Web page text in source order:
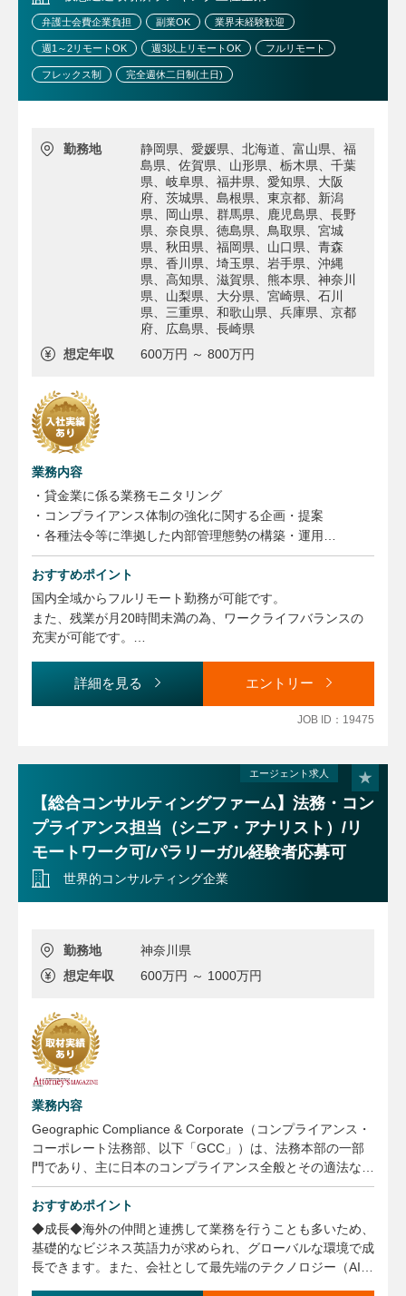
弁護士会費企業負担 副業OK 業界未経験歓迎
週1～2リモートOK 週3以上リモートOK フルリモート
フレックス制 完全週休二日制(土日)
勤務地
静岡県、愛媛県、北海道、富山県、福
島県、佐賀県、山形県、栃木県、千葉
県、岐阜県、福井県、愛知県、大阪
府、茨城県、島根県、東京都、新潟
県、岡山県、群馬県、鹿児島県、長野
県、奈良県、徳島県、鳥取県、宮城
県、秋田県、福岡県、山口県、青森
県、香川県、埼玉県、岩手県、沖縄
県、高知県、滋賀県、熊本県、神奈川
県、山梨県、大分県、宮崎県、石川
県、三重県、和歌山県、兵庫県、京都
府、広島県、長崎県
想定年収
600万円 ～ 800万円
業務内容
・貸金業に係る業務モニタリング
・コンプライアンス体制の強化に関する企画・提案
・各種法令等に準拠した内部管理態勢の構築・運用
・各種法令等の知識向上やコンプライアンス意識浸透のため
の研修・啓蒙活動
・コンプライアンス委員会の運営
・社内規程等の整備・管理
・広告審査業務
・監督官庁対応
・その他コンプライアンス推進に付随する業務
※上記記載のうち、スキルに合わせて担当業務を調整させて
同上
おすすめポイント
国内全域からフルリモート勤務が可能です。
また、残業が月20時間未満の為、ワークライフバランスの
充実が可能です。
ンス業務に関わることができます。
詳細を見る エントリー
JOB ID：19475
エージェント求人
【総合コンサルティングファーム】法務・コン
プライアンス担当（シニア・アナリスト）/リ
モートワーク可/パラリーガル経験者応募可
世界的コンサルティング企業
勤務地
神奈川県
想定年収
600万円 ～ 1000万円
業務内容
Geographic Compliance & Corporate（コンプライアンス・
コーポレート法務部、以下「GCC」）は、法務本部の一部
門であり、主に日本のコンプライアンス全般とその適法な運
営を担います。今回募集するポジションは、日本のGCCの
一員として、以下に掲げる業務を行います。
おすすめポイント
◆成長◆海外の仲間と連携して業務を行うことも多いため、
基礎的なビジネス英語力が求められ、グローバルな環境で成
長できます。また、会社として最先端のテクノロジー（AIや